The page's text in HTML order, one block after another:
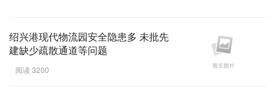
绍兴港现代物流园安全隐患多 未批先
建缺少疏散通道等问题
阅读 3200